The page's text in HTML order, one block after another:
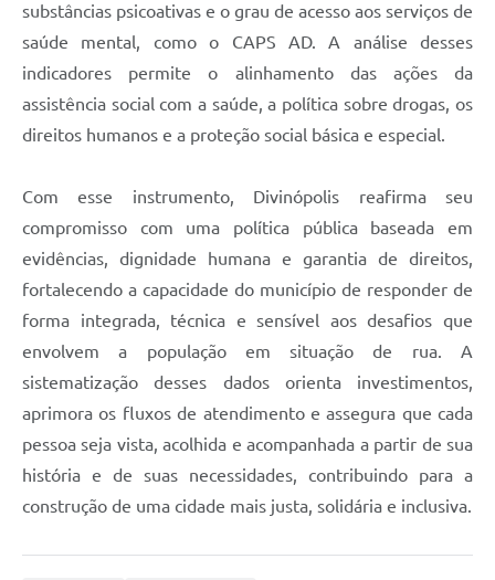
substâncias psicoativas e o grau de acesso aos serviços de
saúde mental, como o CAPS AD. A análise desses
indicadores permite o alinhamento das ações da
assistência social com a saúde, a política sobre drogas, os
direitos humanos e a proteção social básica e especial.
Com esse instrumento, Divinópolis reafirma seu
compromisso com uma política pública baseada em
evidências, dignidade humana e garantia de direitos,
fortalecendo a capacidade do município de responder de
forma integrada, técnica e sensível aos desafios que
envolvem a população em situação de rua. A
sistematização desses dados orienta investimentos,
aprimora os fluxos de atendimento e assegura que cada
pessoa seja vista, acolhida e acompanhada a partir de sua
história e de suas necessidades, contribuindo para a
construção de uma cidade mais justa, solidária e inclusiva.